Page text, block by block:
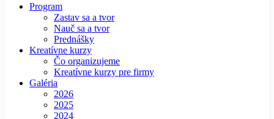
Program
Zastav sa a tvor
Nauč sa a tvor
Prednášky
Kreatívne kurzy
Čo organizujeme
Kreatívne kurzy pre firmy
Galéria
2026
2025
2024